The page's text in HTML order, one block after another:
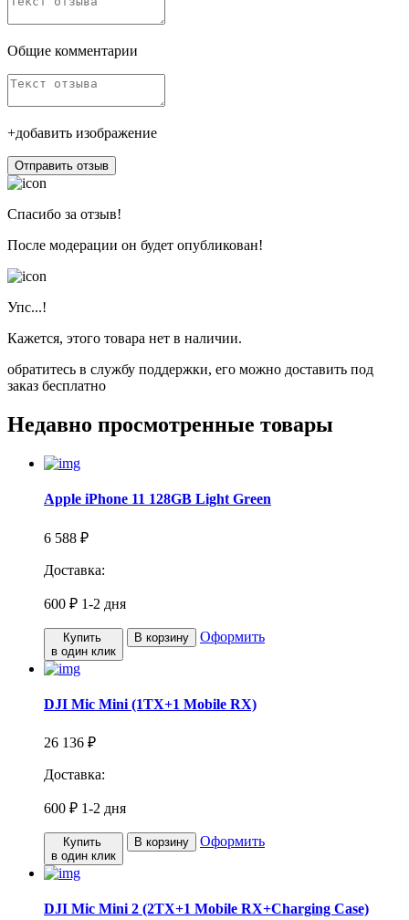
Общие комментарии
+добавить изображение
Отправить отзыв
Спасибо за отзыв!
После модерации он будет опубликован!
Упс...!
Кажется, этого товара нет в наличии.
обратитесь в службу поддержки, его можно доставить под
заказ бесплатно
Недавно просмотренные товары
Apple iPhone 11 128GB Light Green
6 588 ₽
Доставка:
600 ₽ 1-2 дня
Купить
в один клик
В корзину Оформить
DJI Mic Mini (1TX+1 Mobile RX)
26 136 ₽
Доставка:
600 ₽ 1-2 дня
Купить
в один клик
В корзину Оформить
DJI Mic Mini 2 (2TX+1 Mobile RX+Charging Case)